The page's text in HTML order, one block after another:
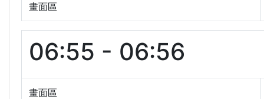
畫面區
06:55 - 06:56
畫面區